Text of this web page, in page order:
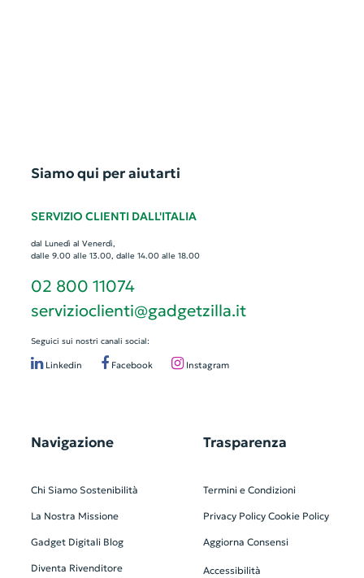
Siamo qui per aiutarti
SERVIZIO CLIENTI DALL'ITALIA
dal Lunedì al Venerdì,
dalle 9.00 alle 13.00, dalle 14.00 alle 18.00
02 800 11074
servizioclienti@gadgetzilla.it
Seguici sui nostri canali social:
Linkedin Facebook Instagram
Navigazione
Chi Siamo Sostenibilità
La Nostra Missione
Gadget Digitali Blog
Diventa Rivenditore
Trasparenza
Termini e Condizioni
Privacy Policy Cookie Policy
Aggiorna Consensi
Accessibilità